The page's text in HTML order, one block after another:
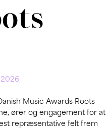
Music Awards Roots
ører og engagement for at
repræsentative felt frem